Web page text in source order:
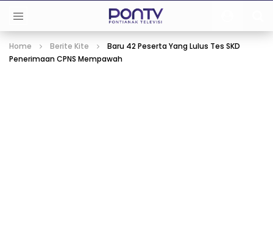
Home Berite Kite
Baru 42 Peserta Yang Lulus Tes SKD
Penerimaan CPNS Mempawah